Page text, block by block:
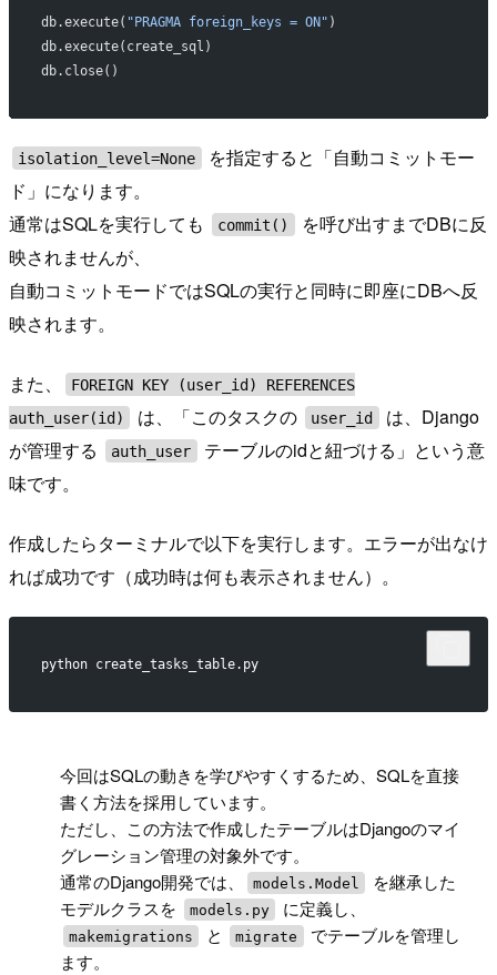
db.execute( "PRAGMA foreign_keys = ON" )
db.execute(create_sql)
db.close()
isolation_level=None
を指定すると「自動コミットモー
ド」になります。
通常はSQLを実行しても
commit()
を呼び出すまでDBに反
映されませんが、
自動コミットモードではSQLの実行と同時に即座にDBへ反
映されます。
また、
FOREIGN KEY (user_id) REFERENCES
auth_user(id)
は、「このタスクの user_id
は、Django
が管理する
auth_user
テーブルのidと紐づける」という意
味です。
作成したらターミナルで以下を実行します。エラーが出なけ
れば成功です（成功時は何も表示されません）。
python create_tasks_table.py
今回はSQLの動きを学びやすくするため、SQLを直接
書く方法を採用しています。
ただし、この方法で作成したテーブルはDjangoのマイ
グレーション管理の対象外です。
通常のDjango開発では、
models.Model
を継承した
モデルクラスを
models.py に定義し、
makemigrations と migrate
でテーブルを管理し
ます。